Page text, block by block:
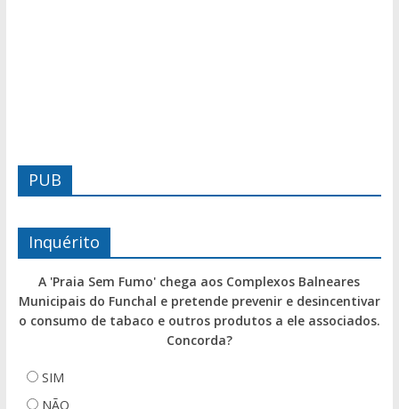
PUB
Inquérito
A 'Praia Sem Fumo' chega aos Complexos Balneares
Municipais do Funchal e pretende prevenir e desincentivar
o consumo de tabaco e outros produtos a ele associados.
Concorda?
SIM
NÃO